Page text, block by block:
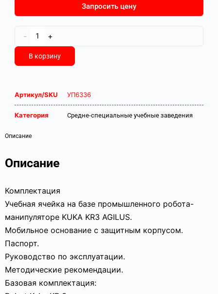
Запросить цену
- +
В корзину
Артикул/SKU УП6336
Категория Средне-специальные учебные заведения
Описание
Описание
Комплектация
Учебная ячейка на базе промышленного робота-
манипуляторе KUKA KR3 AGILUS.
Мобильное основание с защитным корпусом.
Паспорт.
Руководство по эксплуатации.
Методические рекомендации.
Базовая комплектация: